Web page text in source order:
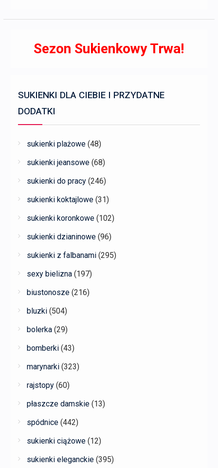
Sezon Sukienkowy Trwa!
SUKIENKI DLA CIEBIE I PRZYDATNE
DODATKI
sukienki plażowe (48)
sukienki jeansowe (68)
sukienki do pracy (246)
sukienki koktajlowe (31)
sukienki koronkowe (102)
sukienki dzianinowe (96)
sukienki z falbanami (295)
sexy bielizna (197)
biustonosze (216)
bluzki (504)
bolerka (29)
bomberki (43)
marynarki (323)
rajstopy (60)
płaszcze damskie (13)
spódnice (442)
sukienki ciążowe (12)
sukienki eleganckie (395)